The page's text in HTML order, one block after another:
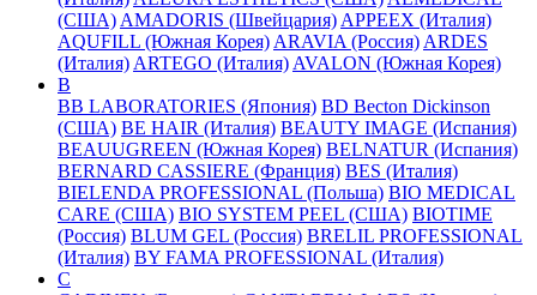
(США) AMADORIS (Швейцария) APPEEX (Италия)
AQUFILL (Южная Корея) ARAVIA (Россия) ARDES
(Италия) ARTEGO (Италия) AVALON (Южная Корея)
B
BB LABORATORIES (Япония) BD Becton Dickinson
(США) BE HAIR (Италия) BEAUTY IMAGE (Испания)
BEAUUGREEN (Южная Корея) BELNATUR (Испания)
BERNARD CASSIERE (Франция) BES (Италия)
BIELENDA PROFESSIONAL (Польша) BIO MEDICAL
CARE (США) BIO SYSTEM PEEL (США) BIOTIME
(Россия) BLUM GEL (Россия) BRELIL PROFESSIONAL
(Италия) BY FAMA PROFESSIONAL (Италия)
C